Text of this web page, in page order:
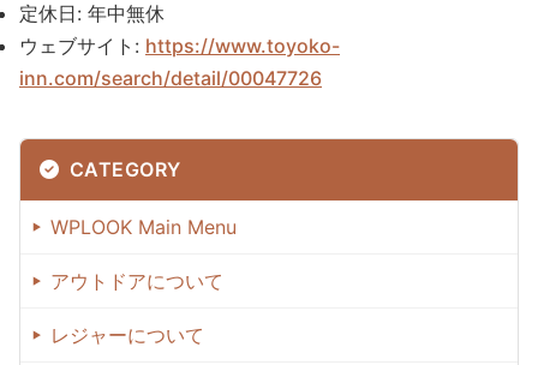
定休日: 年中無休
ウェブサイト: https://www.toyoko-
inn.com/search/detail/00047726
CATEGORY
WPLOOK Main Menu
アウトドアについて
レジャーについて